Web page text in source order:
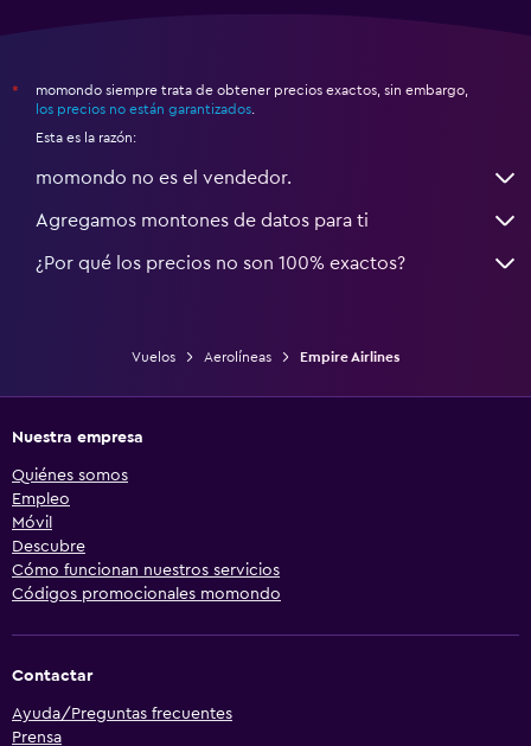
*
momondo siempre trata de obtener precios exactos, sin embargo,
los precios no están garantizados
Esta es la razón:
momondo no es el vendedor.
Agregamos montones de datos para ti
¿Por qué los precios no son 100% exactos?
Vuelos Aerolíneas Empire Airlines
Nuestra empresa
Quiénes somos
Empleo
Móvil
Descubre
Cómo funcionan nuestros servicios
Códigos promocionales momondo
Contactar
Ayuda/Preguntas frecuentes
Prensa